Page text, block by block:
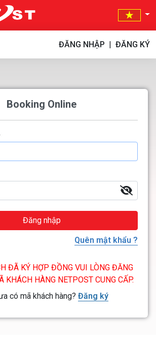
ĐĂNG NHẬP | ĐĂNG KÝ
Booking Online
Đăng nhập
Quên mật khẩu ?
ĐÃ KÝ HỢP ĐỒNG VUI LÒNG ĐĂNG
KHÁCH HÀNG NETPOST CUNG CẤP.
có mã khách hàng? Đăng ký